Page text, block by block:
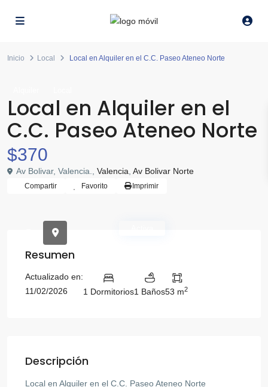
Inicio Local Local en Alquiler en el C.C. Paseo Ateneo Norte
Local en Alquiler en el
C.C. Paseo Ateneo Norte
$370
Av Bolivar, Valencia., Valencia Av Bolivar Norte
Compartir Favorito Imprimir
Resumen
Actualizado en:
11/02/2026
1 Dormitorios1 Baños53 m2
Descripción
Local en Alquiler en el C.C. Paseo Ateneo Norte